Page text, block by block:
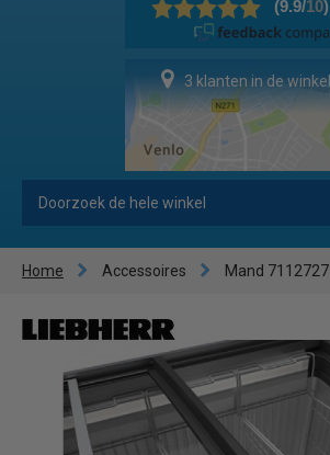
3 klanten in de winkel
Home Accessoires Mand 7112727